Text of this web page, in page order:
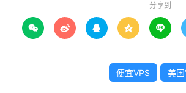
分享到
    
便宜VPS 美